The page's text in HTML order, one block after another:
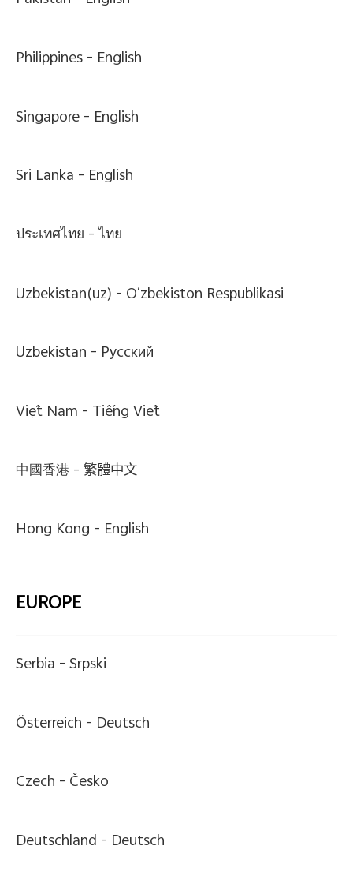
Philippines - English
Singapore - English
Sri Lanka - English
ประเทศไทย -ไทย
Uzbekistan(uz) - Oʻzbekiston Respublikasi
Uzbekistan - Pусский
Việt Nam - Tiếng Việt
中國香港 -繁體中文
Hong Kong - English
EUROPE
Serbia -Srpski
Österreich - Deutsch
Czech - Česko
Deutschland - Deutsch